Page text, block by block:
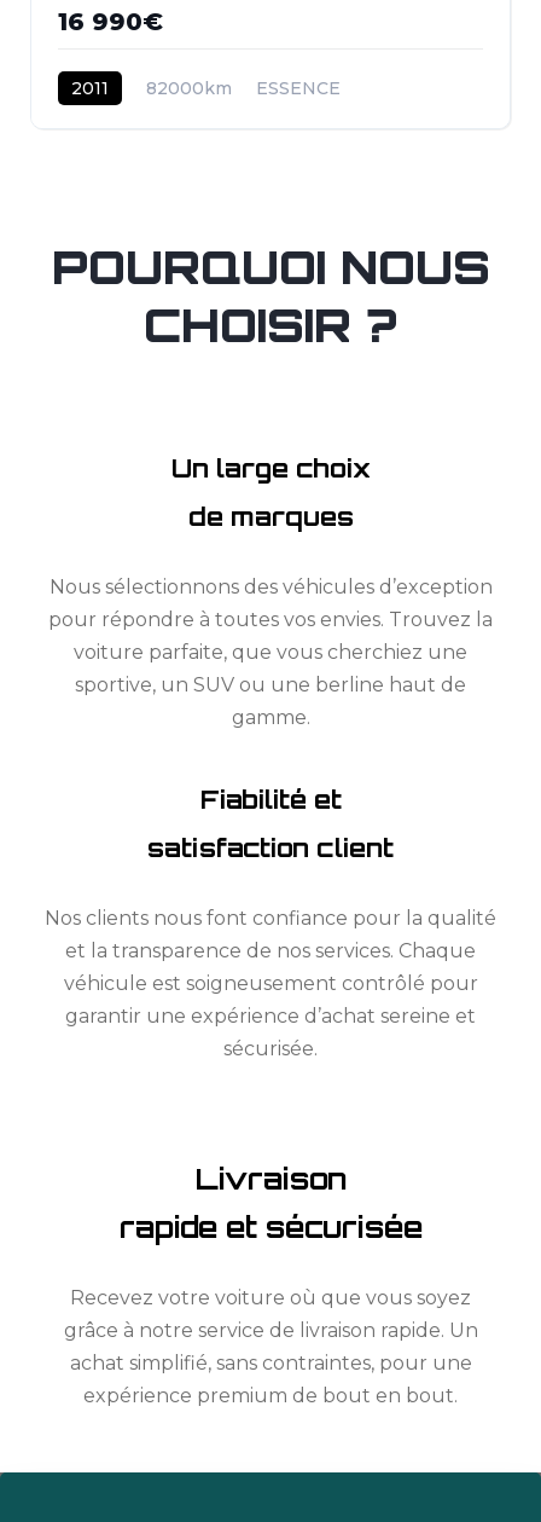
16 990€
2011 82000km ESSENCE
POURQUOI NOUS
CHOISIR ?
Un large choix
de marques
Nous sélectionnons des véhicules d’exception
pour répondre à toutes vos envies. Trouvez la
voiture parfaite, que vous cherchiez une
sportive, un SUV ou une berline haut de
gamme.
Fiabilité et
satisfaction client
Nos clients nous font confiance pour la qualité
et la transparence de nos services. Chaque
véhicule est soigneusement contrôlé pour
garantir une expérience d’achat sereine et
sécurisée.
Livraison
rapide et sécurisée
Recevez votre voiture où que vous soyez
grâce à notre service de livraison rapide. Un
achat simplifié, sans contraintes, pour une
expérience premium de bout en bout.